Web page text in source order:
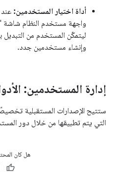
أداة اختيار المستخدمين:
واجهة مستخدم النظام شاشة
ليتمكّن المستخدم من التبديل
وإنشاء مستخدمين جدد.
إدارة المستخدمين:
ستتيح الإصدارات المستقبلية
التي يتم تطبيقها من خلال دور
هل كان